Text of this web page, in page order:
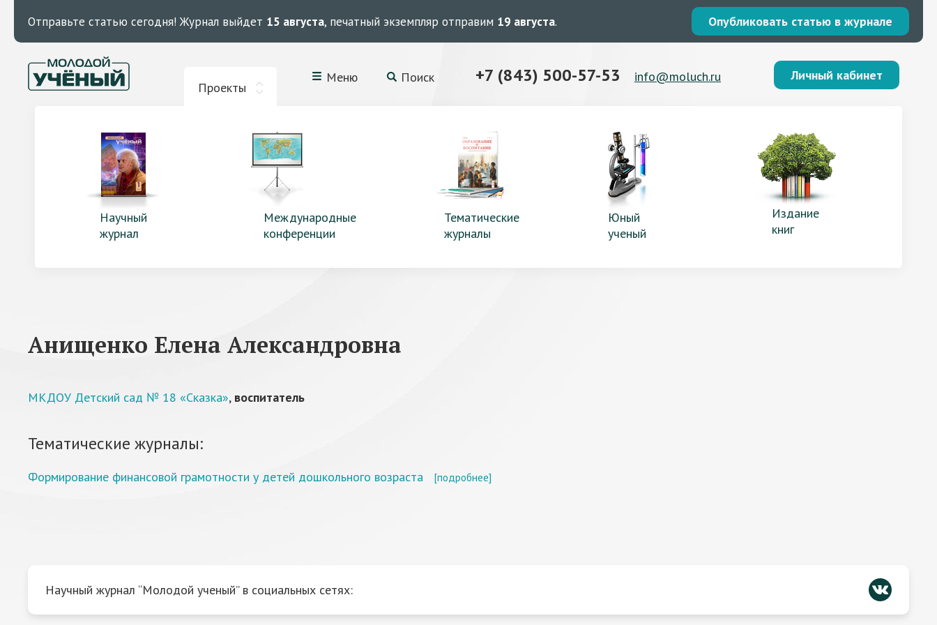
Отправьте статью сегодня! Журнал выйдет 15 августа, печатный экземпляр отправим 19 августа. Опубликовать статью в журнале
Проекты
Меню Поиск +7 (843) 500-57-53 info@moluch.ru Личный кабинет
Научный
журнал
Международные
конференции
Тематические
журналы
Юный
ученый
Издание
книг
Анищенко Елена Александровна
МКДОУ Детский сад № 18 «Сказка», воспитатель
Тематические журналы:
Формирование финансовой грамотности у детей дошкольного возраста [подробнее]
Научный журнал “Молодой ученый” в социальных сетях: